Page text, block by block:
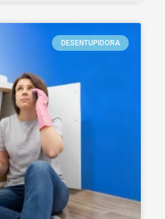
DESENTUPIDORA